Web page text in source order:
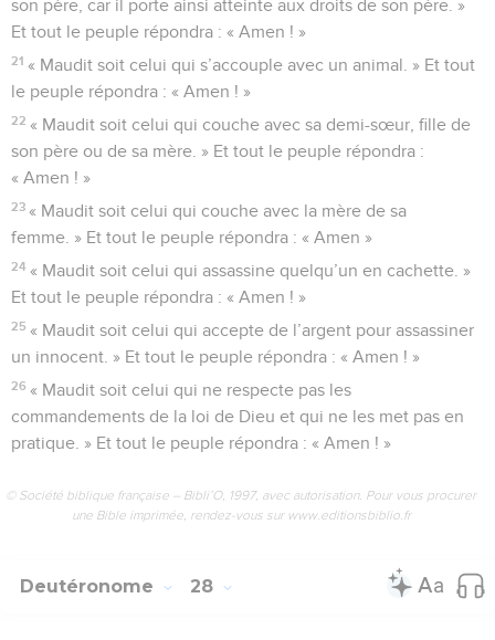
son père, car il porte ainsi atteinte aux droits de son père. »
Et tout le peuple répondra : « Amen ! »
21 « Maudit soit celui qui s’accouple avec un animal. » Et tout
le peuple répondra : « Amen ! »
22 « Maudit soit celui qui couche avec sa demi-sœur, fille de
son père ou de sa mère. » Et tout le peuple répondra :
« Amen ! »
23 « Maudit soit celui qui couche avec la mère de sa
femme. » Et tout le peuple répondra : « Amen »
24 « Maudit soit celui qui assassine quelqu’un en cachette. »
Et tout le peuple répondra : « Amen ! »
25 « Maudit soit celui qui accepte de l’argent pour assassiner
un innocent. » Et tout le peuple répondra : « Amen ! »
26 « Maudit soit celui qui ne respecte pas les
commandements de la loi de Dieu et qui ne les met pas en
pratique. » Et tout le peuple répondra : « Amen ! »
© Société biblique française – Bibli’O, 1997, avec autorisation. Pour vous procurer
une Bible imprimée, rendez-vous sur www.editionsbiblio.fr
Deutéronome 28